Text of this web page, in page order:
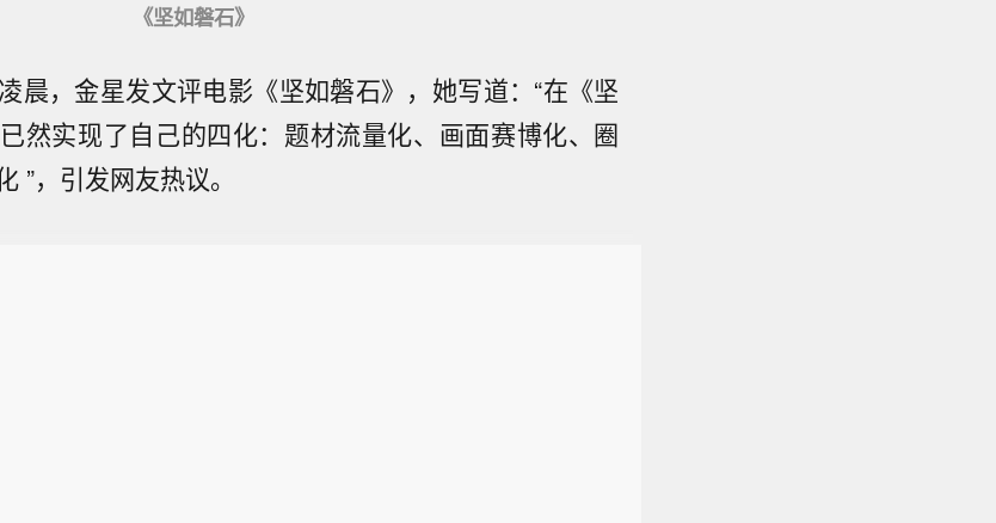
《坚如磐石》
晨，金星发文评电影《坚如磐石》，她写道：“在《坚
然实现了自己的四化：题材流量化、画面赛博化、圈
”，引发网友热议。